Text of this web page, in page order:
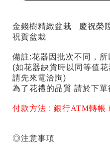
金錢樹精緻盆栽​ 慶祝榮
祝賀盆栽
備註:花器因批次不同，
(如花器缺貨時以同等值
請先來電洽詢)
為了花禮的品質 請於下單
付款方法 :銀行ATM轉帳
◎注意事項